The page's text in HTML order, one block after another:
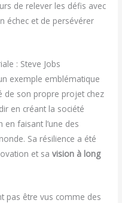
de relever les défis avec
échec et de persévérer
: Steve Jobs
exemple emblématique
de son propre projet chez
en créant la société
en faisant l’une des
Sa résilience a été
et savision à long
pas être vus comme des